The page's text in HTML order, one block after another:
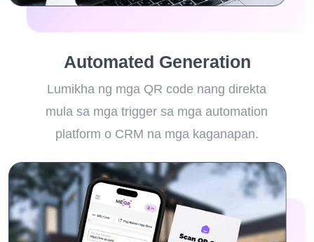
Automated Generation
Lumikha ng mga QR code nang direkta
mula sa mga trigger sa mga automation
platform o CRM na mga kaganapan.